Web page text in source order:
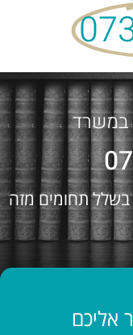
במשרד
תחומים מזה
אליכם